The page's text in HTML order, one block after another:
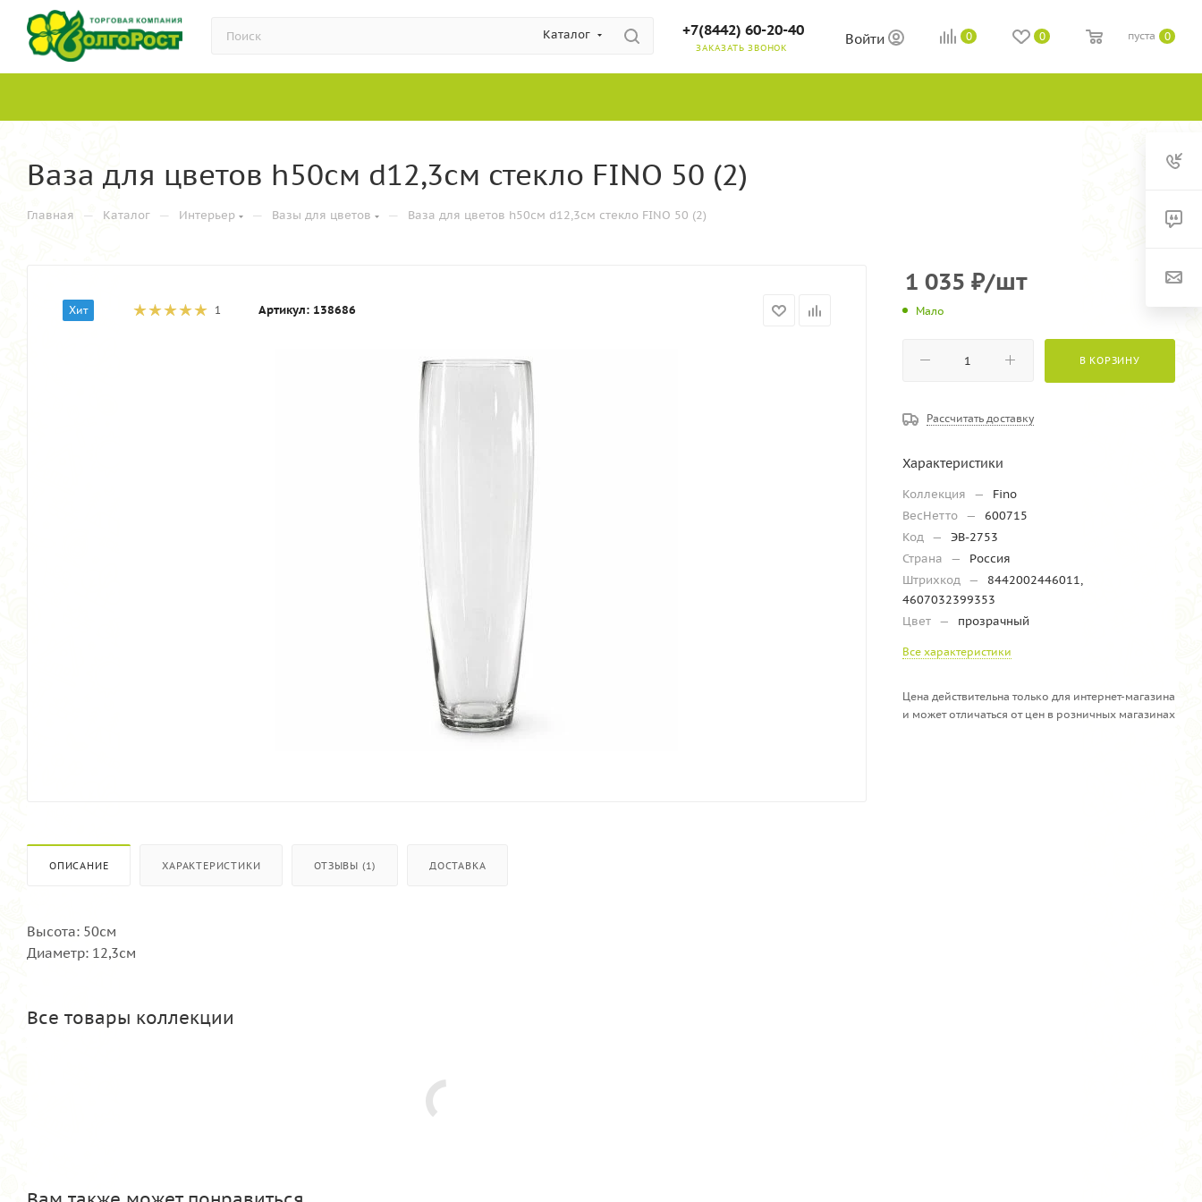
Каталог +7(8442) 60-20-40
ЗАКАЗАТЬ ЗВОНОК
Войти 0 0 0
пуста
Ваза для цветов h50см d12,3см стекло FINO 50 (2)
Главная — Каталог — Интерьер — Вазы для цветов — Ваза для цветов h50см d12,3см стекло FINO 50 (2)
Хит 1 Артикул: 138686
ОПИСАНИЕ ХАРАКТЕРИСТИКИ ОТЗЫВЫ (1) ДОСТАВКА
Высота: 50см
Диаметр: 12,3см
Все товары коллекции
1 035 ₽/шт
Мало
В КОРЗИНУ
Рассчитать доставку
Характеристики
Коллекция —
Fino
ВесНетто —
600715
Код —
ЭВ-2753
Страна
—
Россия
Штрихкод —
8442002446011,
4607032399353
Цвет — прозрачный
Все характеристики
Цена действительна только для интернет-магазина
и может отличаться от цен в розничных магазинах